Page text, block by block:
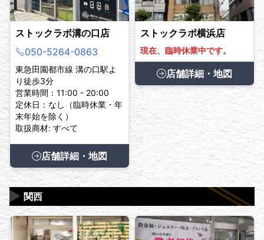
ストックラボ溝の口店
050-5264-0863
東急田園都市線 溝の口駅よ
り徒歩3分
営業時間：11:00 - 20:00
定休日：なし（臨時休業・年
末年始を除く）
取扱商材: すべて
店舗詳細・地図
ストックラボ横浜店
現在、臨時休業中です。
店舗詳細・地図
関西
▶